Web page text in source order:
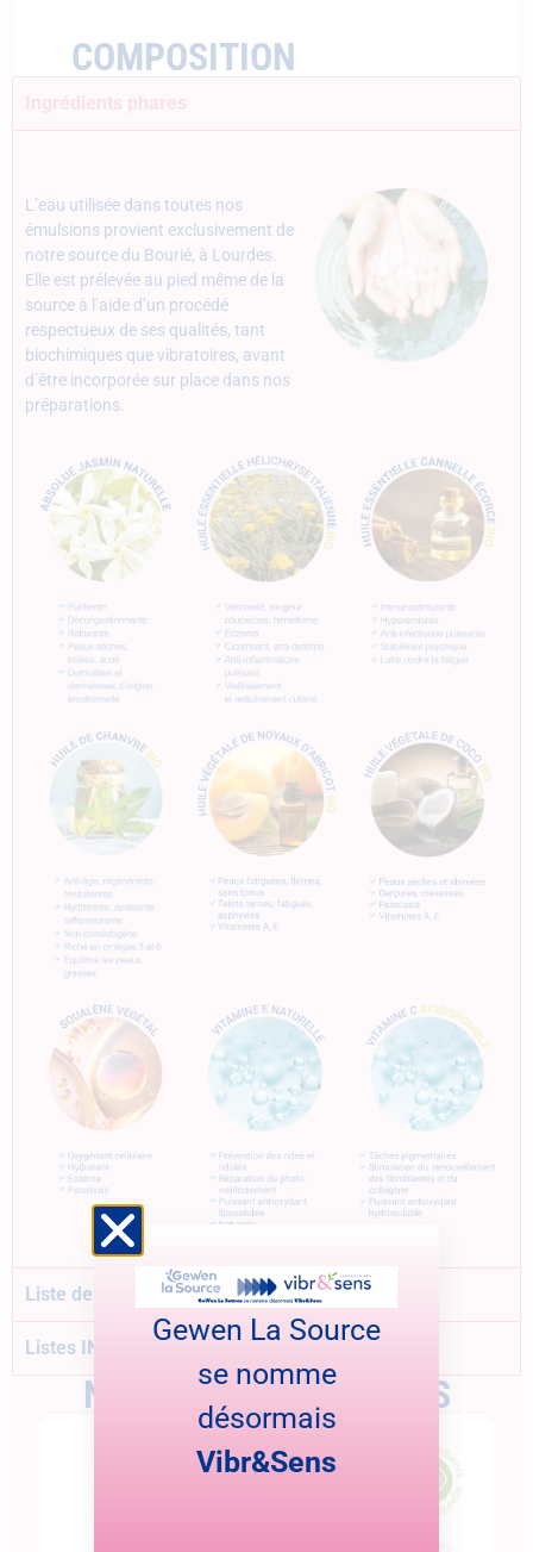
COMPOSITION
Ingrédients phares
L’eau utilisée dans toutes nos
émulsions provient exclusivement de
notre source du Bourié, à Lourdes.
Elle est prélevée au pied même de la
source à l’aide d’un procédé
respectueux de ses qualités, tant
biochimiques que vibratoires, avant
d’être incorporée sur place dans nos
préparations.
Liste des composants en français
Listes INCI
NOS AUTRES PRODUITS
Gewen La Source
se nomme
désormais
Vibr&Sens